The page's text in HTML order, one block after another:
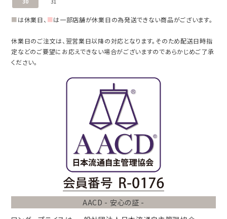
■は休業日、 ■は一部店舗が休業日の為発送できない商品がございます。
休業日のご注文は、翌営業日以降の対応となります。そのため配送日時指
定などのご要望にお応えできない場合がございますのであらかじめご了承
ください。
AACD - 安心の証 -